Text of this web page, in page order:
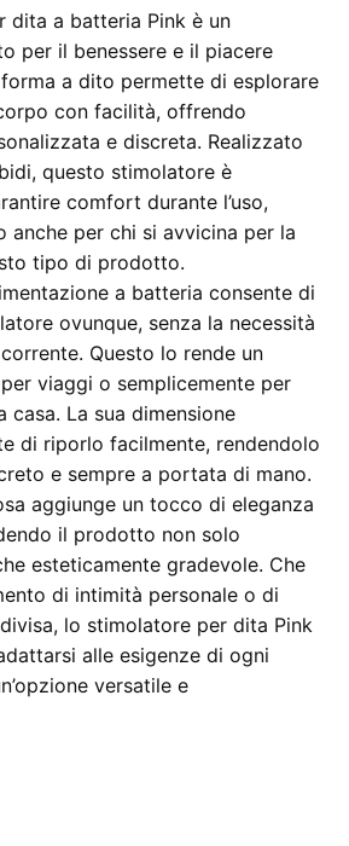
dita a batteria Pink è un
per il benessere e il piacere
a dito permette di esplorare
con facilità, offrendo
e discreta. Realizzato
questo stimolatore è
comfort durante l’uso,
anche per chi si avvicina per la
tipo di prodotto.
a batteria consente di
ovunque, senza la necessità
Questo lo rende un
viaggi o semplicemente per
casa. La sua dimensione
di riporlo facilmente, rendendolo
e sempre a portata di mano.
aggiunge un tocco di eleganza
il prodotto non solo
esteticamente gradevole. Che
di intimità personale o di
lo stimolatore per dita Pink
alle esigenze di ogni
versatile e